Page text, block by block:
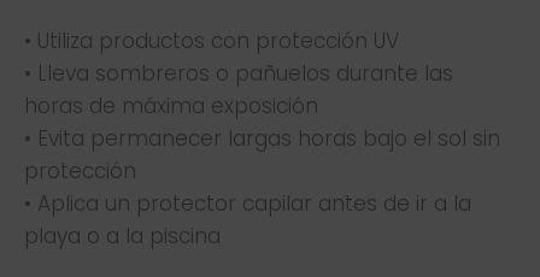
• Utiliza productos con protección UV
• Lleva sombreros o pañuelos durante las
horas de máxima exposición
• Evita permanecer largas horas bajo el sol sin
protección
• Aplica un protector capilar antes de ir a la
playa o a la piscina